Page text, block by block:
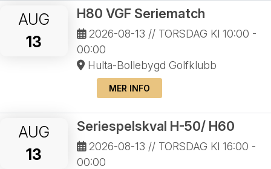
AUG
13
H80 VGF Seriematch
2026-08-13 // TORSDAG Kl 10:00 -
00:00
Hulta-Bollebygd Golfklubb
MER INFO
AUG
13
Seriespelskval H-50/ H60
2026-08-13 // TORSDAG Kl 16:00 -
00:00